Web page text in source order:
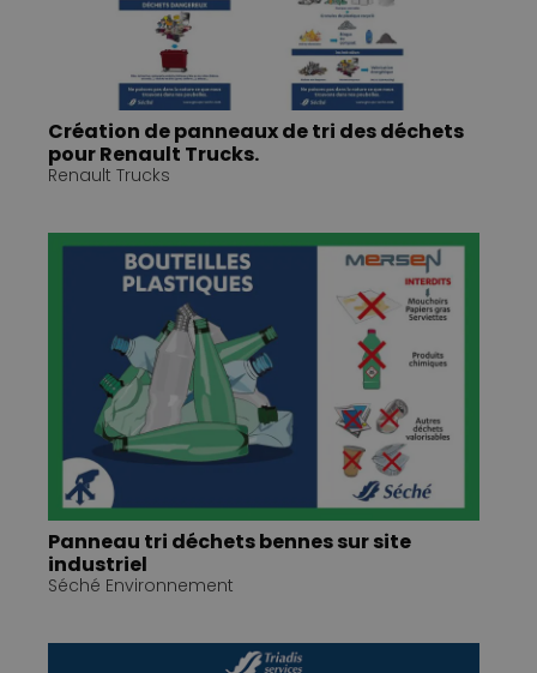
Création de panneaux de tri des déchets
pour Renault Trucks.
Renault Trucks
Panneau tri déchets bennes sur site
industriel
Séché Environnement